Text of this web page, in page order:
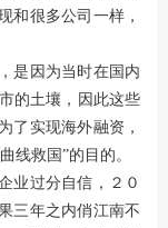
和很多公司一样，
是因为当时在国内
的土壤，因此这些
了实现海外融资，
线救国”的目的。
业过分自信，２０
三年之内俏江南不